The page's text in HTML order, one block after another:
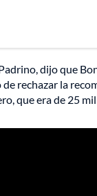
dijo que
rechazar la
que era de 25